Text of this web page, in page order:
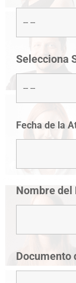
Selecciona
Fecha de la
Nombre
Documento